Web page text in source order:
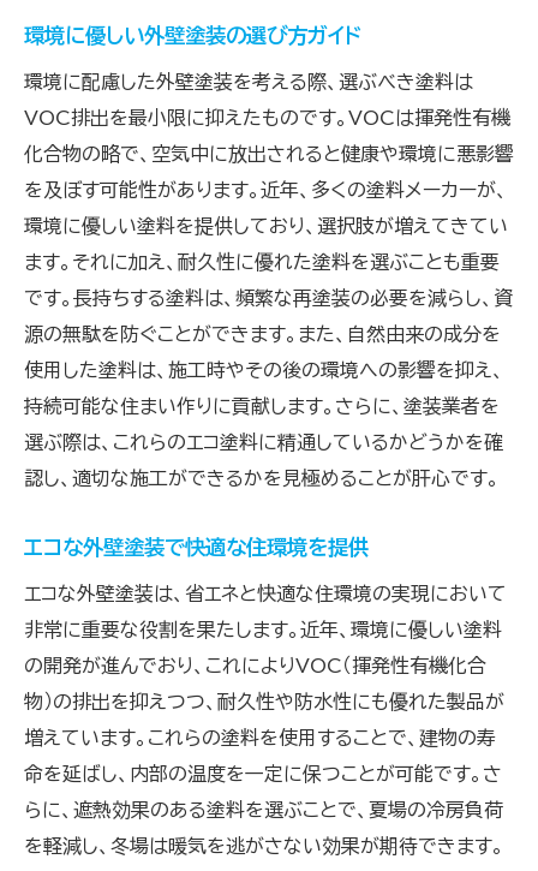
持続可能な外壁塗装の選び方と実践方法
外壁塗装で環境負荷を減らすためのガイドラ
イン
エコ外壁塗装で環境保護に貢献する選び方
エコ外壁塗装で家の価値を高める方法を解説
エコ外壁塗装で資産価値を高めるポイント
家の価値を向上させるエコ塗装の効果
外壁塗装で家の価値を最大化する方法
エコ塗料で家の美しさと価値を維持する
環境に優しい外壁塗装で資産価値を確保
持続可能な住まい作りに必要な外壁塗装の新常
外壁塗装の新常識で持続可能な住まいを実
現
持続可能な住まいに不可欠な外壁塗装の選
び方
エコ外壁塗装の新常識とその適用方法
持続可能な住まい作りのための外壁塗装の
知識
環境に優しい外壁塗装の選び方ガイド
環境に配慮した外壁塗装を考える際、選ぶべき塗料は
VOC排出を最小限に抑えたものです。VOCは揮発性有機
化合物の略で、空気中に放出されると健康や環境に悪影響
を及ぼす可能性があります。近年、多くの塗料メーカーが、
環境に優しい塗料を提供しており、選択肢が増えてきてい
ます。それに加え、耐久性に優れた塗料を選ぶことも重要
です。長持ちする塗料は、頻繁な再塗装の必要を減らし、資
源の無駄を防ぐことができます。また、自然由来の成分を
使用した塗料は、施工時やその後の環境への影響を抑え、
持続可能な住まい作りに貢献します。さらに、塗装業者を
選ぶ際は、これらのエコ塗料に精通しているかどうかを確
認し、適切な施工ができるかを見極めることが肝心です。
エコな外壁塗装で快適な住環境を提供
エコな外壁塗装は、省エネと快適な住環境の実現において
非常に重要な役割を果たします。近年、環境に優しい塗料
の開発が進んでおり、これによりVOC（揮発性有機化合
物）の排出を抑えつつ、耐久性や防水性にも優れた製品が
増えています。これらの塗料を使用することで、建物の寿
命を延ばし、内部の温度を一定に保つことが可能です。さ
らに、遮熱効果のある塗料を選ぶことで、夏場の冷房負荷
を軽減し、冬場は暖気を逃がさない効果が期待できます。